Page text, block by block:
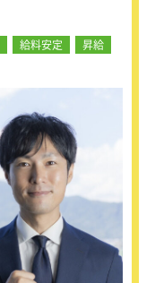
給料安定
昇給